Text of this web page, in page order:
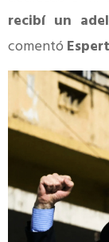
recibí un
comentó Espert